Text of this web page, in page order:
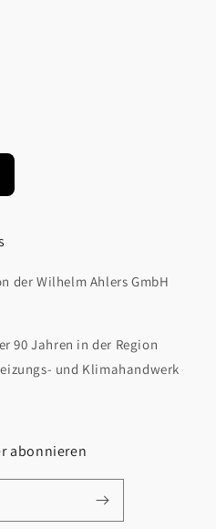
der Wilhelm Ahlers GmbH
90 Jahren in der Region
und Klimahandwerk
abonnieren